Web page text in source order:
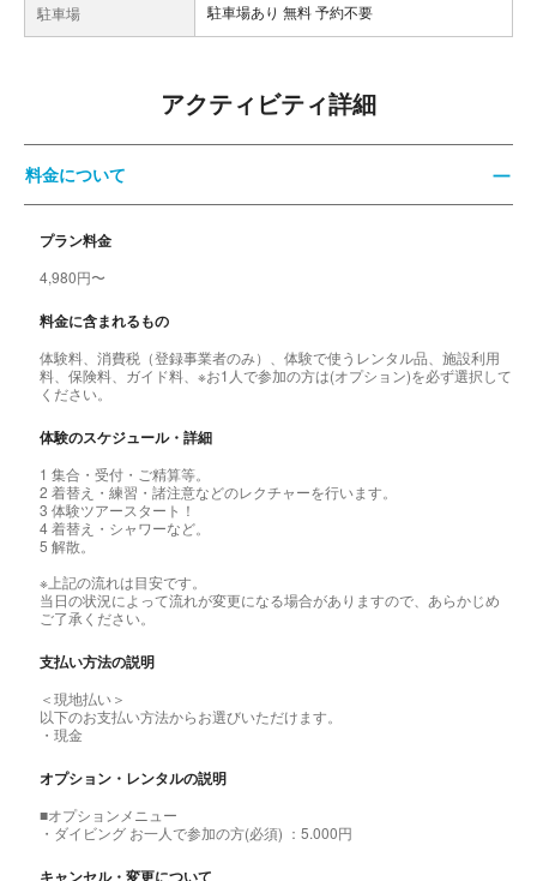
駐車場 駐車場あり 無料 予約不要
アクティビティ詳細
料金について
プラン料金
4,980円〜
料金に含まれるもの
体験料、消費税（登録事業者のみ）、体験で使うレンタル品、施設利用
料、保険料、ガイド料、※お1人で参加の方は(オプション)を必ず選択して
ください。
体験のスケジュール・詳細
1 集合・受付・ご精算等。
2 着替え・練習・諸注意などのレクチャーを行います。
3 体験ツアースタート！
4 着替え・シャワーなど。
5 解散。
※上記の流れは目安です。
当日の状況によって流れが変更になる場合がありますので、あらかじめ
ご了承ください。
支払い方法の説明
＜現地払い＞
以下のお支払い方法からお選びいただけます。
・現金
オプション・レンタルの説明
■オプションメニュー
・ダイビング お一人で参加の方(必須) ：5.000円
キャンセル・変更について